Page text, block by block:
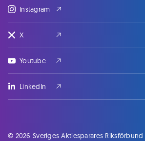
Instagram
X
Youtube
LinkedIn
© 2026 Sveriges Aktiesparares Riksförbund